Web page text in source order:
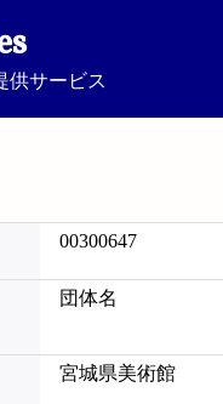
供サービス
00300647
団体名
宮城県美術館